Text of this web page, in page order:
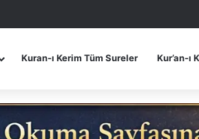
Kuran-ı Kerim Tüm Sureler Kur’an-ı